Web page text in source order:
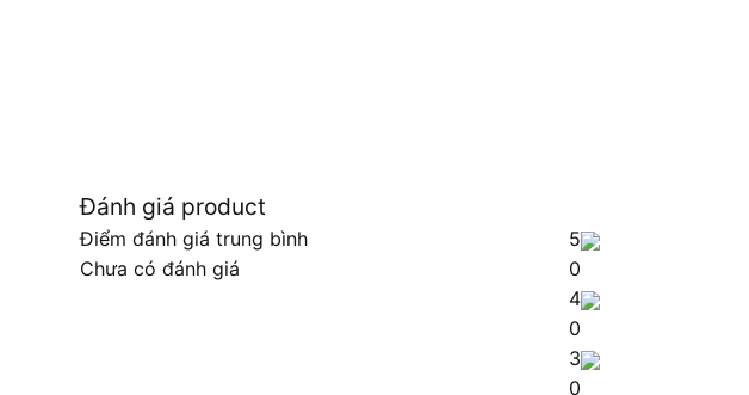
Đánh giá product
Điểm đánh giá trung bình
Chưa có đánh giá
5
0
4
0
3
0